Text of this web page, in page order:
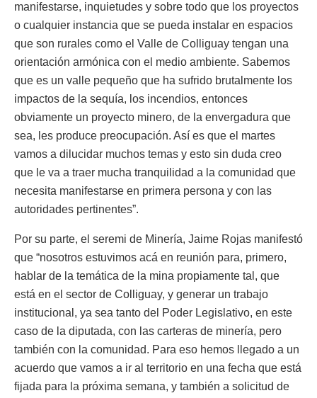
manifestarse, inquietudes y sobre todo que los proyectos
o cualquier instancia que se pueda instalar en espacios
que son rurales como el Valle de Colliguay tengan una
orientación armónica con el medio ambiente. Sabemos
que es un valle pequeño que ha sufrido brutalmente los
impactos de la sequía, los incendios, entonces
obviamente un proyecto minero, de la envergadura que
sea, les produce preocupación. Así es que el martes
vamos a dilucidar muchos temas y esto sin duda creo
que le va a traer mucha tranquilidad a la comunidad que
necesita manifestarse en primera persona y con las
autoridades pertinentes”.
Por su parte, el seremi de Minería, Jaime Rojas manifestó
que “nosotros estuvimos acá en reunión para, primero,
hablar de la temática de la mina propiamente tal, que
está en el sector de Colliguay, y generar un trabajo
institucional, ya sea tanto del Poder Legislativo, en este
caso de la diputada, con las carteras de minería, pero
también con la comunidad. Para eso hemos llegado a un
acuerdo que vamos a ir al territorio en una fecha que está
fijada para la próxima semana, y también a solicitud de